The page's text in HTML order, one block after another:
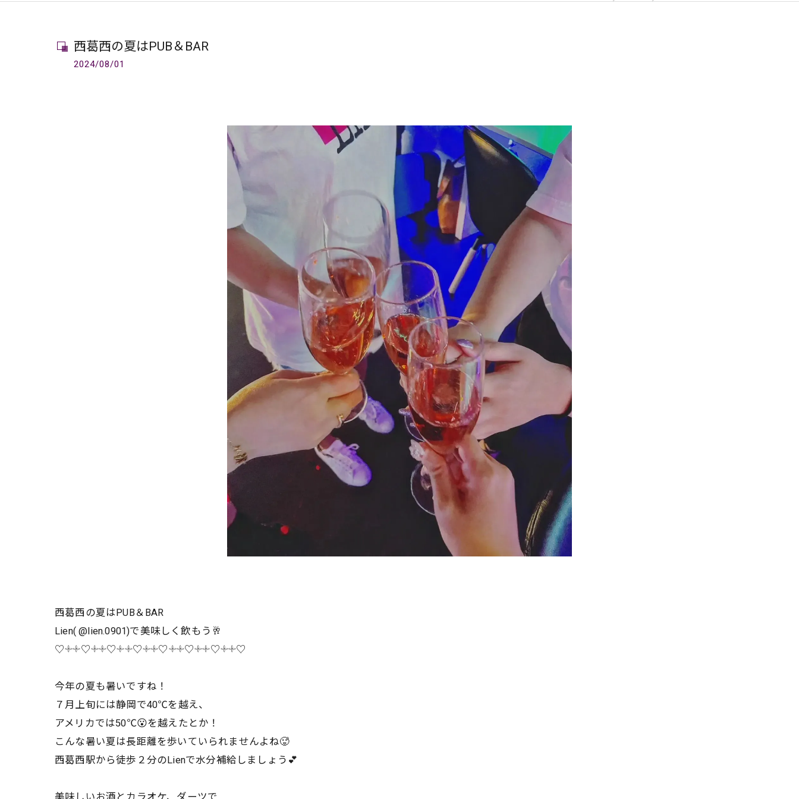
西葛西の夏はPUB＆BAR
2024/08/01
西葛西の夏はPUB＆BAR
Lien( @lien.0901)で美味しく飲もう🥂
♡𓇬𓇬♡𓇬𓇬♡𓇬𓇬♡𓇬𓇬♡𓇬𓇬♡𓇬𓇬♡𓇬𓇬♡
今年の夏も暑いですね！
７月上旬には静岡で40℃を越え、
アメリカでは50℃😮を越えたとか！
こんな暑い夏は長距離を歩いていられませんよね🥵
西葛西駅から徒歩２分のLienで水分補給しましょう💕